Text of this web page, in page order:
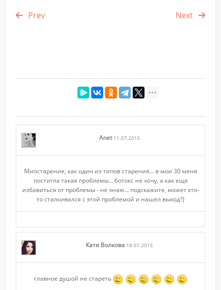
Prev Next
Anet 11.07.2015
Миостарение, как один из типов старения... в мои 30 меня
постигла такая проблемы... ботокс не хочу, а как еще
избавиться от проблемы - не знаю... подскажите, может кто-
то сталкивался с этой проблемой и нашел выход?)
Катя Волкова 18.07.2015
главное душой не стареть